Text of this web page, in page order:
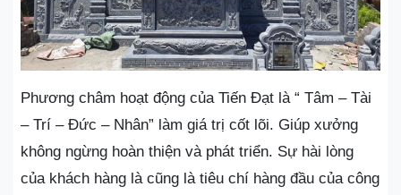
Phương châm hoạt động của Tiến Đạt là “ Tâm – Tài
– Trí – Đức – Nhân” làm giá trị cốt lõi. Giúp xưởng
không ngừng hoàn thiện và phát triển. Sự hài lòng
của khách hàng là cũng là tiêu chí hàng đầu của công